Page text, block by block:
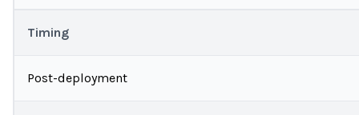
Timing
Post-deployment